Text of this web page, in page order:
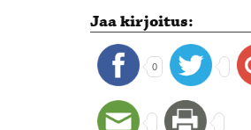
Jaa kirjoitus:
0